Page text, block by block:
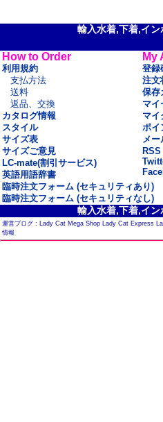
輸入水着,下着,イ
How to Order
利用規約
支払方法
送料
返品、交換
カタログ情報
スタイル
サイズ表
サイズご意見
LC-mate(割引サービス)
英語用語辞書
My
登録
注文
保存
マイ
マイ
ポイ
メー
RSS
臨時注文フォーム (セキュリティあり)
臨時注文フォーム (セキュリティなし)
輸入水着,下着,イ
運営ブログ : Lady Cat Mega Shop Lady Cat Express
情報